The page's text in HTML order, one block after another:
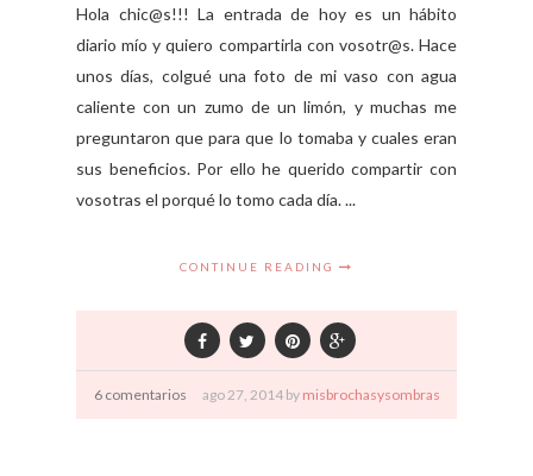
Hola chic@s!!! La entrada de hoy es un hábito
diario mío y quiero compartirla con vosotr@s. Hace
unos días, colgué una foto de mi vaso con agua
caliente con un zumo de un limón, y muchas me
preguntaron que para que lo tomaba y cuales eran
sus beneficios. Por ello he querido compartir con
vosotras el porqué lo tomo cada día. ...
CONTINUE READING
6 comentarios ago27, 2014 by misbrochasysombras